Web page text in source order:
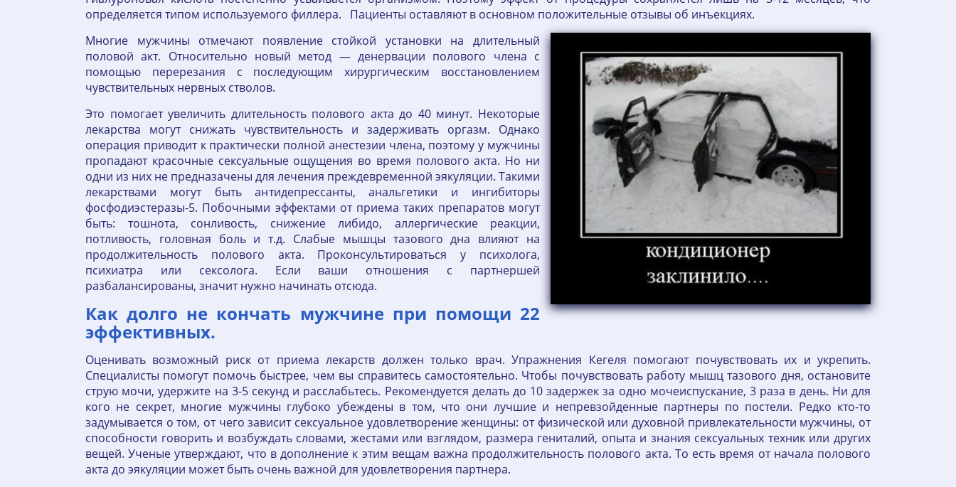
определяется типом используемого филлера. Пациенты оставляют в основном положительные отзывы об инъекциях.
Многие мужчины отмечают появление стойкой установки на длительный
половой акт. Относительно новый метод — денервации полового члена с
помощью перерезания с последующим хирургическим восстановлением
чувствительных нервных стволов.
Это помогает увеличить длительность полового акта до 40 минут. Некоторые
лекарства могут снижать чувствительность и задерживать оргазм. Однако
операция приводит к практически полной анестезии члена, поэтому у мужчины
пропадают красочные сексуальные ощущения во время полового акта. Но ни
одни из них не предназачены для лечения преждевременной эякуляции. Такими
лекарствами могут быть антидепрессанты, анальгетики и ингибиторы
фосфодиэстеразы-5. Побочными эффектами от приема таких препаратов могут
быть: тошнота, сонливость, снижение либидо, аллергические реакции,
потливость, головная боль и т.д. Слабые мышцы тазового дна влияют на
продолжительность полового акта. Проконсультироваться у психолога,
психиатра или сексолога. Если ваши отношения с партнершей
разбалансированы, значит нужно начинать отсюда.
Как долго не кончать мужчине при помощи 22
эффективных.
Оценивать возможный риск от приема лекарств должен только врач. Упражнения Кегеля помогают почувствовать их и укрепить.
Специалисты помогут помочь быстрее, чем вы справитесь самостоятельно. Чтобы почувствовать работу мышц тазового дня, остановите
струю мочи, удержите на 3-5 секунд и расслабьтесь. Рекомендуется делать до 10 задержек за одно мочеиспускание, 3 раза в день. Ни для
кого не секрет, многие мужчины глубоко убеждены в том, что они лучшие и непревзойденные партнеры по постели. Редко кто-то
задумывается о том, от чего зависит сексуальное удовлетворение женщины: от физической или духовной привлекательности мужчины, от
способности говорить и возбуждать словами, жестами или взглядом, размера гениталий, опыта и знания сексуальных техник или других
вещей. Ученые утверждают, что в дополнение к этим вещам важна продолжительность полового акта. То есть время от начала полового
акта до эякуляции может быть очень важной для удовлетворения партнера.